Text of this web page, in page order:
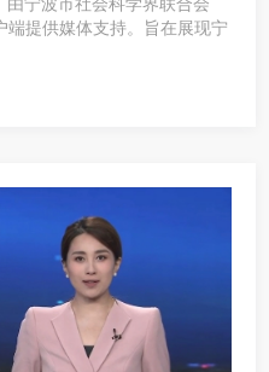
由宁波市社会科学界联合会
端提供媒体支持。旨在展现宁
宁波，这块依山傍海的热
的宁波智慧和宁波精神。